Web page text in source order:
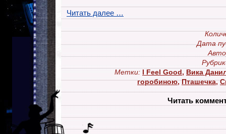
Читать далее …
Дата
Метки: I Feel Good, Вика
горобиною,Пташечка,
Читать